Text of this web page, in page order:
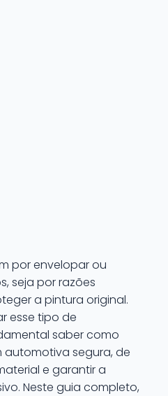
por envelopar ou
seja por razões
a pintura original.
esse tipo de
saber como
automotiva segura, de
e garantir a
Neste guia completo,